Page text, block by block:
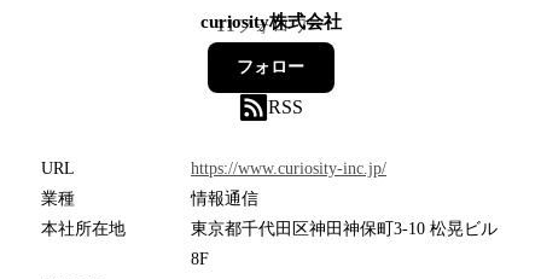
curiosity株式会社
11フォロワー
フォロー
RSS
URL
https://www.curiosity-inc.jp/
業種
情報通信
本社所在地
東京都千代田区神田神保町3-10 松晃ビル
8F